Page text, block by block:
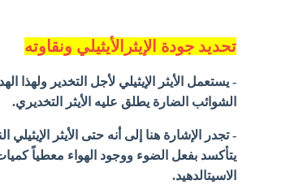
تحديد جودة الإيثرالأيثيلي ونقاوته
- يستعمل الأيثر الإيثيلي لأجل التخدير
الشوائب الضارة يطلق عليه الأيثر التخديري.
- تجدر الإشارة هنا إلى أنه حتى الأيثر الإيثيلي
يتأكسد بفعل الضوء ووجود الهواء معطياً
الاسيتالدهيد.